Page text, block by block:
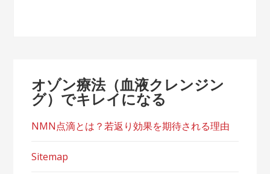
オゾン療法（血液クレンジン
グ）でキレイになる
NMN点滴とは？若返り効果を期待される理由
Sitemap